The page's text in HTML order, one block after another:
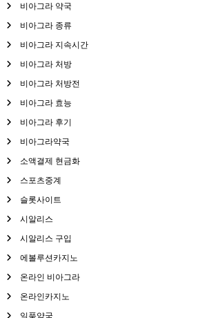
비아그라 약국
비아그라 종류
비아그라 지속시간
비아그라 처방
비아그라 처방전
비아그라 효능
비아그라 후기
비아그라약국
소액결제 현금화
스포츠중계
슬롯사이트
시알리스
시알리스 구입
에볼루션카지노
온라인 비아그라
온라인카지노
일품약국